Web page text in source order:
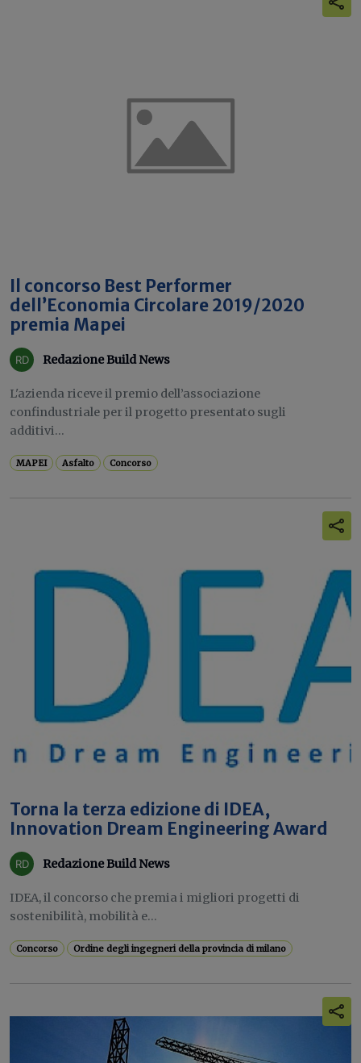
Il concorso Best Performer
dell’Economia Circolare 2019/2020
premia Mapei
Redazione Build News
L'azienda riceve il premio dell’associazione
confindustriale per il progetto presentato sugli
additivi...
MAPEI Asfalto Concorso
Torna la terza edizione di IDEA,
Innovation Dream Engineering Award
Redazione Build News
IDEA, il concorso che premia i migliori progetti di
sostenibilità, mobilità e...
Concorso Ordine degli ingegneri della provincia di milano